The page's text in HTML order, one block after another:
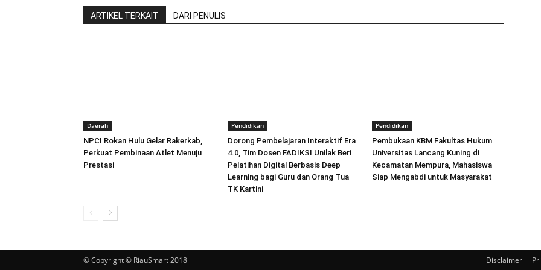
ARTIKEL TERKAIT DARI PENULIS
Daerah
NPCI Rokan Hulu Gelar Rakerkab,
Perkuat Pembinaan Atlet Menuju
Prestasi
Pendidikan
Dorong Pembelajaran Interaktif Era
4.0, Tim Dosen FADIKSI Unilak Beri
Pelatihan Digital Berbasis Deep
Learning bagi Guru dan Orang Tua
TK Kartini
Pendidikan
Pembukaan KBM Fakultas Hukum
Universitas Lancang Kuning di
Kecamatan Mempura, Mahasiswa
Siap Mengabdi untuk Masyarakat
Disclaimer
© Copyright © RiauSmart 2018